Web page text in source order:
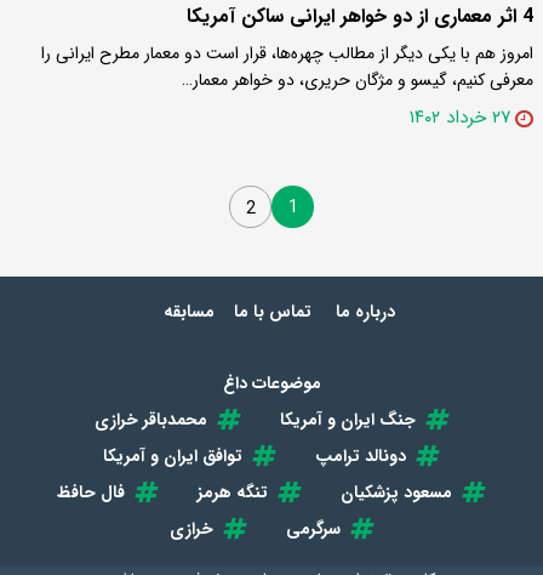
4 اثر معماری از دو خواهر ایرانی ساکن آمریکا
امروز هم با یکی دیگر از مطالب چهره‌ها، قرار است دو معمار مطرح ایرانی را
معرفی کنیم، گیسو و مژگان حریری، دو خواهر معمار…
۲۷ خرداد ۱۴۰۲
1
2
درباره ما تماس با ما مسابقه
موضوعات داغ
جنگ ایران و آمریکا
محمدباقر خرازی
دونالد ترامپ
توافق ایران و آمریکا
مسعود پزشکیان
تنگه هرمز
فال حافظ
سرگرمی
خرازی